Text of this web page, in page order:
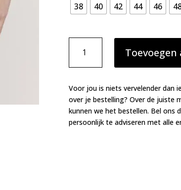
38 40 42 44 46
Primadonna
Twist
Knokke
saffier
blauw
aantal
Voor jou is niets vervelender dan
over je bestelling? Over de juiste
kunnen we het bestellen. Bel ons
persoonlijk te adviseren met alle